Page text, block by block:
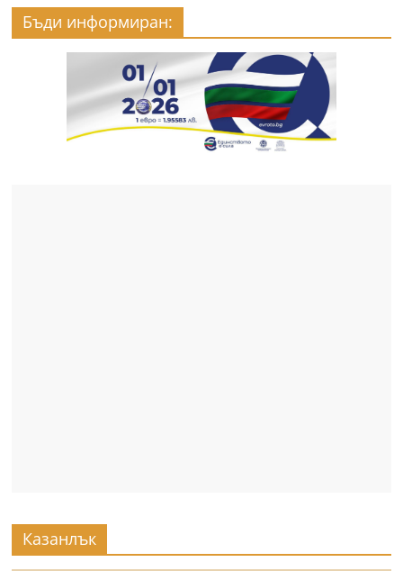
Бъди информиран:
Казанлък